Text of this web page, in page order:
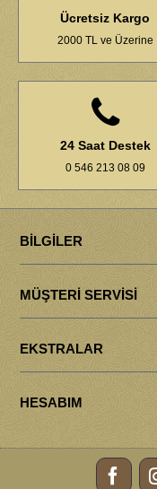
Ücretsiz Kargo
2000 TL ve Üzerine
24 Saat Destek
0 546 213 08 09
BILGILER
MÜŞTERI SERVISI
EKSTRALAR
HESABIM